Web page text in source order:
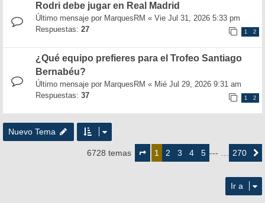
Rodri debe jugar en Real Madrid
Último mensaje por MarquesRM « Vie Jul 31, 2026 5:33 pm
Respuestas: 27 1 2
¿Qué equipo prefieres para el Trofeo Santiago
Bernabéu?
Último mensaje por MarquesRM « Mié Jul 29, 2026 9:31 am
Respuestas: 37 1 2
Nuevo Tema
6728 temas
de
1 2 3 4 5 --- … 270
Ir a